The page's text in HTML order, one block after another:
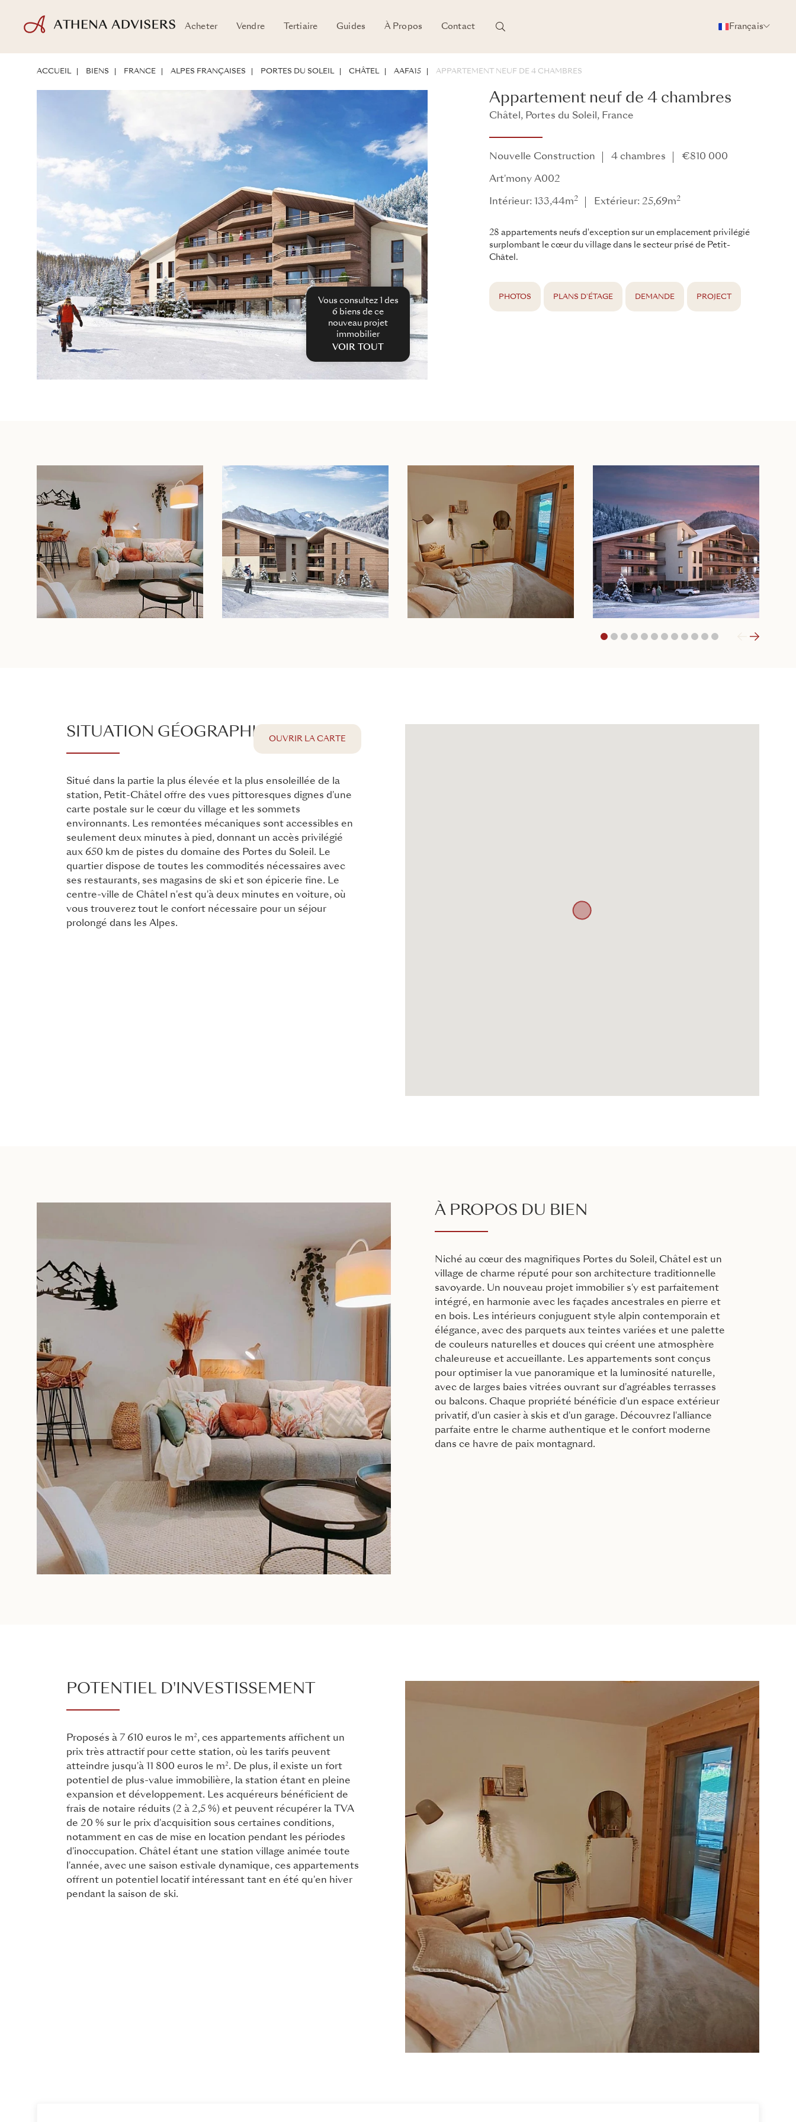
Acheter Vendre Tertiaire Guides À Propos Contact Français
ACCUEIL BIENS FRANCE ALPES FRANÇAISES PORTES DU SOLEIL CHÂTEL AAFA15 APPARTEMENT NEUF DE 4 CHAMBRES
Vous consultez 1 des
6 biens de ce
nouveau projet
immobilier
VOIR TOUT
Appartement neuf de 4 chambres
Châtel, Portes du Soleil, France
Nouvelle Construction 4 chambres €810 000
Art'mony A002
Intérieur: 133,44m2 Extérieur: 25,69m2
28 appartements neufs d'exception sur un emplacement privilégié
surplombant le cœur du village dans le secteur prisé de Petit-
Châtel.
PHOTOS PLANS D'ÉTAGE DEMANDE PROJECT
1 2 3 4 5 6 7 8 9 12
SITUATION GÉOGRAPHIQUE
Situé dans la partie la plus élevée et la plus ensoleillée de la
station, Petit-Châtel offre des vues pittoresques dignes d'une
carte postale sur le cœur du village et les sommets
environnants. Les remontées mécaniques sont accessibles en
seulement deux minutes à pied, donnant un accès privilégié
aux 650 km de pistes du domaine des Portes du Soleil. Le
quartier dispose de toutes les commodités nécessaires avec
ses restaurants, ses magasins de ski et son épicerie fine. Le
centre-ville de Châtel n'est qu'à deux minutes en voiture, où
vous trouverez tout le confort nécessaire pour un séjour
prolongé dans les Alpes.
OUVRIR LA CARTE
À PROPOS DU BIEN
Niché au cœur des magnifiques Portes du Soleil, Châtel est un
village de charme réputé pour son architecture traditionnelle
savoyarde. Un nouveau projet immobilier s'y est parfaitement
intégré, en harmonie avec les façades ancestrales en pierre et
en bois. Les intérieurs conjuguent style alpin contemporain et
élégance, avec des parquets aux teintes variées et une palette
de couleurs naturelles et douces qui créent une atmosphère
chaleureuse et accueillante. Les appartements sont conçus
pour optimiser la vue panoramique et la luminosité naturelle,
avec de larges baies vitrées ouvrant sur d'agréables terrasses
ou balcons. Chaque propriété bénéficie d'un espace extérieur
privatif, d'un casier à skis et d'un garage. Découvrez l'alliance
parfaite entre le charme authentique et le confort moderne
dans ce havre de paix montagnard.
POTENTIEL D'INVESTISSEMENT
Proposés à 7 610 euros le m², ces appartements affichent un
prix très attractif pour cette station, où les tarifs peuvent
atteindre jusqu'à 11 800 euros le m². De plus, il existe un fort
potentiel de plus-value immobilière, la station étant en pleine
expansion et développement. Les acquéreurs bénéficient de
frais de notaire réduits (2 à 2,5 %) et peuvent récupérer la TVA
de 20 % sur le prix d'acquisition sous certaines conditions,
notamment en cas de mise en location pendant les périodes
d'inoccupation. Châtel étant une station village animée toute
l'année, avec une saison estivale dynamique, ces appartements
offrent un potentiel locatif intéressant tant en été qu'en hiver
pendant la saison de ski.